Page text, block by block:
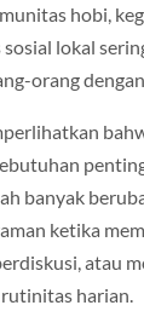
hobi,
lokal
orang
banyak
ketika
atau
harian.